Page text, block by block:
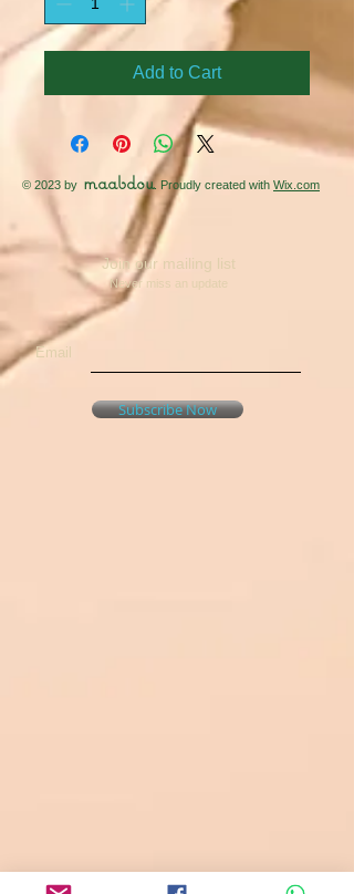
Add to Cart
© 2023 by maabdou. Proudly created with Wix.com
Join our mailing list
Never miss an update
Email
Subscribe Now